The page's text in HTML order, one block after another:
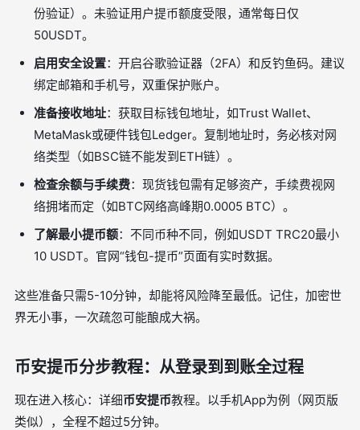
份验证）。未验证用户提币额度受限，通常每日仅
50USDT。
启用安全设置：开启谷歌验证器（2FA）和反钓鱼码。建议
绑定邮箱和手机号，双重保护账户。
准备接收地址：获取目标钱包地址，如Trust Wallet、
MetaMask或硬件钱包Ledger。复制地址时，务必核对网
络类型（如BSC链不能发到ETH链）。
检查余额与手续费：现货钱包需有足够资产，手续费视网
络拥堵而定（如BTC网络高峰期0.0005 BTC）。
了解最小提币额：不同币种不同，例如USDT TRC20最小
10 USDT。官网“钱包-提币”页面有实时数据。
这些准备只需5-10分钟，却能将风险降至最低。记住，加密世
界无小事，一次疏忽可能酿成大祸。
币安提币分步教程：从登录到到账全过程
现在进入核心：详细币安提币教程。以手机App为例（网页版
类似），全程不超过5分钟。